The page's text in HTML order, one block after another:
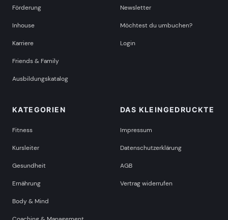
Förderung
Inhouse
Karriere
Friends & Family
Ausbildungskatalog
Newsletter
Möchtest du umbuchen?
Login
KATEGORIEN
Fitness
Kursleiter
Gesundheit
Ernährung
Body & Mind
DAS KLEINGEDRUCKTE
Impressum
Datenschutzerklärung
AGB
Vertrag widerrufen